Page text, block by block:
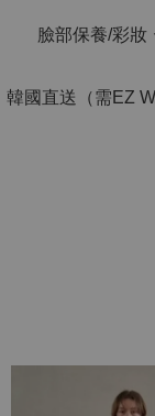
臉部保養/彩妝
韓國直送（需EZ